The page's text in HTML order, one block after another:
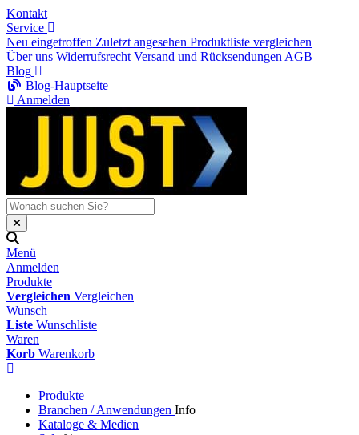
Kontakt
Service
Neu eingetroffen Zuletzt angesehen Produktliste vergleichen
Über uns Widerrufsrecht Versand und Rücksendungen AGB
Blog
Blog-Hauptseite
Anmelden
Menü
Anmelden
Produkte
Vergleichen Vergleichen
Wunsch
Liste Wunschliste
Waren
Korb Warenkorb
Produkte
Branchen / Anwendungen Info
Kataloge & Medien